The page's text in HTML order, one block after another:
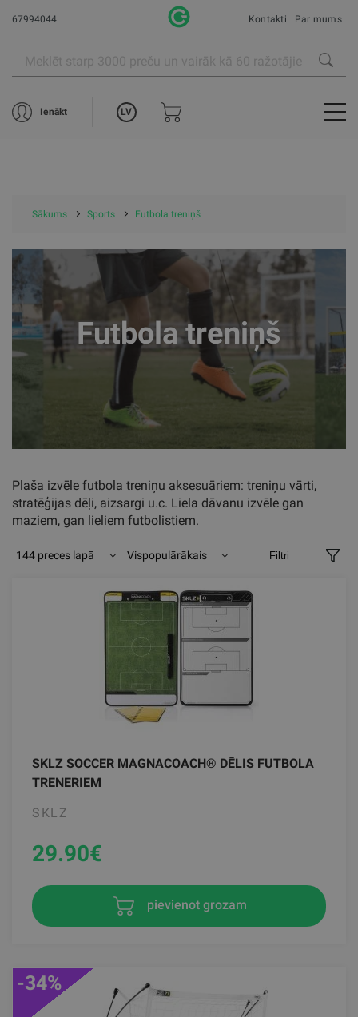
67994044 Kontakti Par mums
Ienākt LV
Sākums Sports Futbola treniņš
Futbola treniņš
Plaša izvēle futbola treniņu aksesuāriem: treniņu vārti,
stratēģijas dēļi, aizsargi u.c. Liela dāvanu izvēle gan
maziem, gan lieliem futbolistiem.
144 preces lapā Vispopulārākais Filtri
SKLZ SOCCER MAGNACOACH® DĒLIS FUTBOLA
TRENERIEM
SKLZ
29.90€
pievienot grozam
-34%